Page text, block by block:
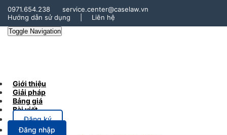
0971.654.238
service.center@caselaw.vn
Hướng dẫn sử dụng
Liên hệ
Toggle Navigation
Giới thiệu
Giải pháp
Bảng giá
Bài viết
Đăng ký
Đăng nhập